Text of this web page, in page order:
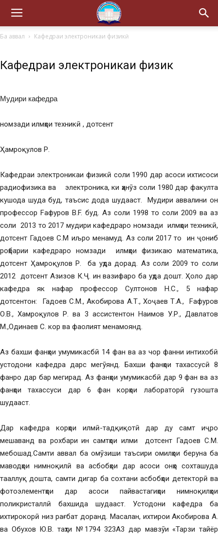
Ба аввал Кафедраи электроникаи физикӣ
Кафедраи электроникаи физикӣ
Мудири кафедра
номзади илмҳои техникӣ , дотсент
Ҳамроқулов Р.
Кафедраи электроникаи физикӣ соли 1990 дар асоси ихтисоси
радиофизика ва электроника, ки ҳанӯз соли 1980 дар факулта
кушода шуда буд, таъсис дода шудааст. Мудири аввалини он
профессор Fафуров В.F. буд. Аз соли 1998 то соли 2009 ва аз
соли 2013 то 2017 мудири кафедраро номзади илмҳои техникӣ,
дотсент Гадоев С.М иљро менамуд. Аз соли 2017 то ин ҷониб
роҳбарии кафедраро номзади илмҳои физикаю математика,
дотсент Ҳамроқулов Р. ба уҳда дорад. Аз соли 2009 то соли
2012 дотсент Азизов К.Ҷ. ин вазифаро ба уҳда дошт. Ҳоло дар
кафедра як нафар профессор Султонов Н.С., 5 нафар
дотсентон: Гадоев С.М., Акобирова А.Т., Хоҷаев Т.А., Fафуров
О.В., Хамроқулов Р. ва 3 ассистентон Наимов У.Р., Давлатов
М.,Одинаев С. кор ва фаолият менамоянд.
Аз бахши фанҳои умумикасбӣ 14 фан ва аз чор фанни интихобӣ
устодони кафедра дарс мегӯянд. Бахши фанҳои тахассусӣ 8
фанро дар бар мегирад. Аз фанҳои умумикасбӣ дар 9 фан ва аз
фанҳои тахассуси дар 6 фан корҳои лабораторӣ гузошта
шудааст.
Дар кафедра корҳои илмӣ-тадқиқотӣ дар ду самт иҷро
мешаванд ва рохбари ин самтҳои илми дотсент Гадоев С.М.
мебошад.Самти аввал ба омӯзиши таъсири омилҳои беруна ба
маводҳои нимноқилӣ ва асбобҳои дар асоси онҳо сохташуда
тааллуқ дошта, самти дигар ба сохтани асбобҳои детекторӣ ва
фотоэлементҳои дар асоси пайвастагиҳои нимноқилҳои
поликристаллӣ бахшида шудааст. Устодони кафедра ба
ихтирокорӣ низ рағбат доранд. Масалан, ихтирои Акобирова А.
ва Обухов Ю.В. таҳти №1794 323А3 дар мавзӯи «Тарзи тайёр